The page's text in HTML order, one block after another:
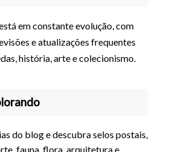
em constante evolução, com
e atualizações frequentes
história, arte e colecionismo.
do blog e descubra selos postais,
fauna, flora, arquitetura e